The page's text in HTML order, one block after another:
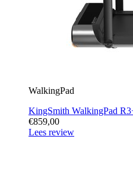
WalkingPad
KingSmith WalkingPad
€859,00
Lees review